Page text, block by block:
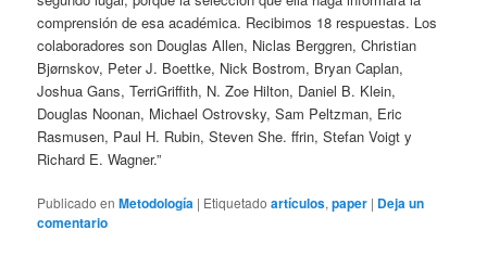
comprensión de esa académica. Recibimos 18 respuestas. Los
colaboradores son Douglas Allen, Niclas Berggren, Christian
Bjørnskov, Peter J. Boettke, Nick Bostrom, Bryan Caplan,
Joshua Gans, TerriGriffith, N. Zoe Hilton, Daniel B. Klein,
Douglas Noonan, Michael Ostrovsky, Sam Peltzman, Eric
Rasmusen, Paul H. Rubin, Steven She. ffrin, Stefan Voigt y
Richard E. Wagner.”
Publicado en Metodología | Etiquetado artículos,paper | Deja un
comentario